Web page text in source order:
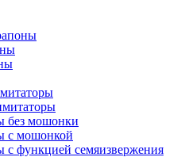
без мошонки
с мошонкой
с функцией семяизвержения